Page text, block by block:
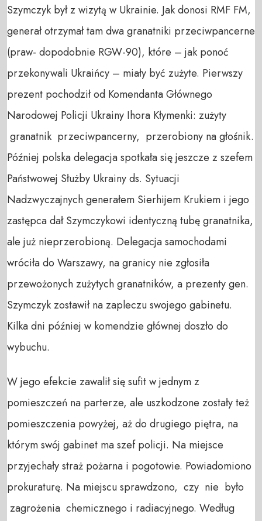
Szymczyk był z wizytą w Ukrainie. Jak donosi RMF FM,
generał otrzymał tam dwa granatniki przeciwpancerne
(praw- dopodobnie RGW-90), które – jak ponoć
przekonywali Ukraińcy – miały być zużyte. Pierwszy
prezent pochodził od Komendanta Głównego
Narodowej Policji Ukrainy Ihora Kłymenki: zużyty
granatnik przeciwpancerny, przerobiony na głośnik.
Później polska delegacja spotkała się jeszcze z szefem
Państwowej Służby Ukrainy ds. Sytuacji
Nadzwyczajnych generałem Sierhijem Krukiem i jego
zastępca dał Szymczykowi identyczną tubę granatnika,
ale już nieprzerobioną. Delegacja samochodami
wróciła do Warszawy, na granicy nie zgłosiła
przewożonych zużytych granatników, a prezenty gen.
Szymczyk zostawił na zapleczu swojego gabinetu.
Kilka dni później w komendzie głównej doszło do
wybuchu.
W jego efekcie zawalił się sufit w jednym z
pomieszczeń na parterze, ale uszkodzone zostały też
pomieszczenia powyżej, aż do drugiego piętra, na
którym swój gabinet ma szef policji. Na miejsce
przyjechały straż pożarna i pogotowie. Powiadomiono
prokuraturę. Na miejscu sprawdzono, czy nie było
zagrożenia chemicznego i radiacyjnego. Według